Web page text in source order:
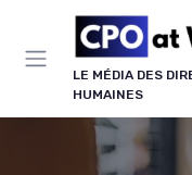
LE MÉDIA DES
HUMAINES
Panneau de gestion